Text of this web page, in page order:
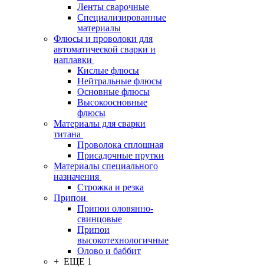
Ленты сварочные
Специализированные
материалы
Флюсы и проволоки для
автоматической сварки и
наплавки
Кислые флюсы
Нейтральные флюсы
Основные флюсы
Высокоосновные
флюсы
Материалы для сварки
титана
Проволока сплошная
Присадочные прутки
Материалы специального
назначения
Строжка и резка
Припои
Припои оловянно-
свинцовые
Припои
высокотехнологичные
Олово и баббит
+ ЕЩЕ 1